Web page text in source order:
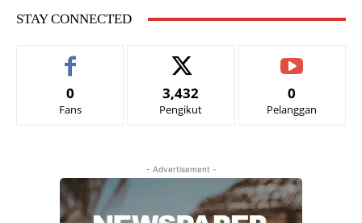
STAY CONNECTED
0
Fans
3,432
Pengikut
0
Pelanggan
- Advertisement -